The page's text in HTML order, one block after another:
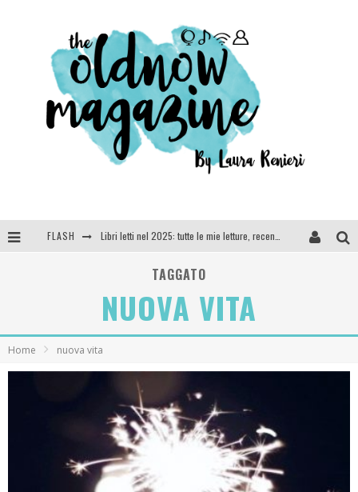
FLASH
SEE YOU AT 5 | Chanel
Anya Taylor-Joy, Jisoo e Willow Smith protagoniste della nuova campagna Dior Addict
TAGGATO
NUOVA VITA
Home nuova vita